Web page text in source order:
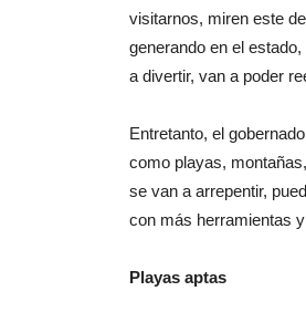
visitarnos, miren este
generando en el
a divertir, van a poder
Entretanto, el
como playas,
se van a arrepentir,
con más herramientas
Playas aptas